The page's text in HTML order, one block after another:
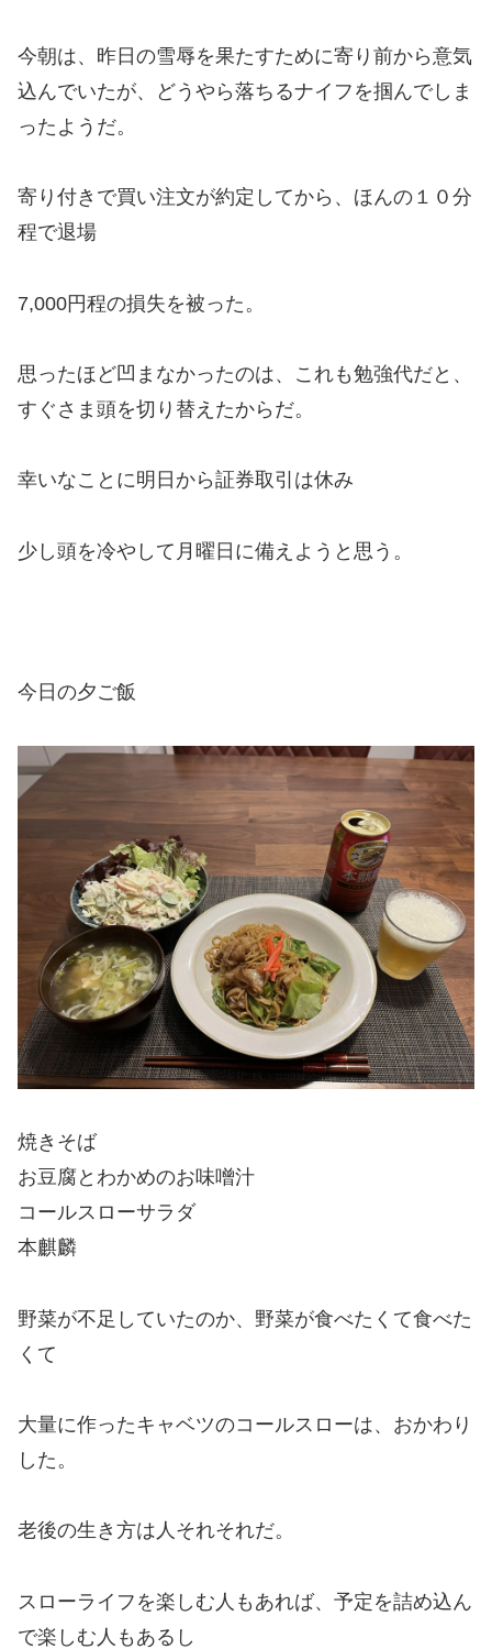
今朝は、昨日の雪辱を果たすために寄り前から意気
込んでいたが、どうやら落ちるナイフを掴んでしま
ったようだ。
寄り付きで買い注文が約定してから、ほんの１０分
程で退場
7,000円程の損失を被った。
思ったほど凹まなかったのは、これも勉強代だと、
すぐさま頭を切り替えたからだ。
幸いなことに明日から証券取引は休み
少し頭を冷やして月曜日に備えようと思う。
今日の夕ご飯
焼きそば
お豆腐とわかめのお味噌汁
コールスローサラダ
本麒麟
野菜が不足していたのか、野菜が食べたくて食べた
くて
大量に作ったキャベツのコールスローは、おかわり
した。
老後の生き方は人それそれだ。
スローライフを楽しむ人もあれば、予定を詰め込ん
で楽しむ人もあるし